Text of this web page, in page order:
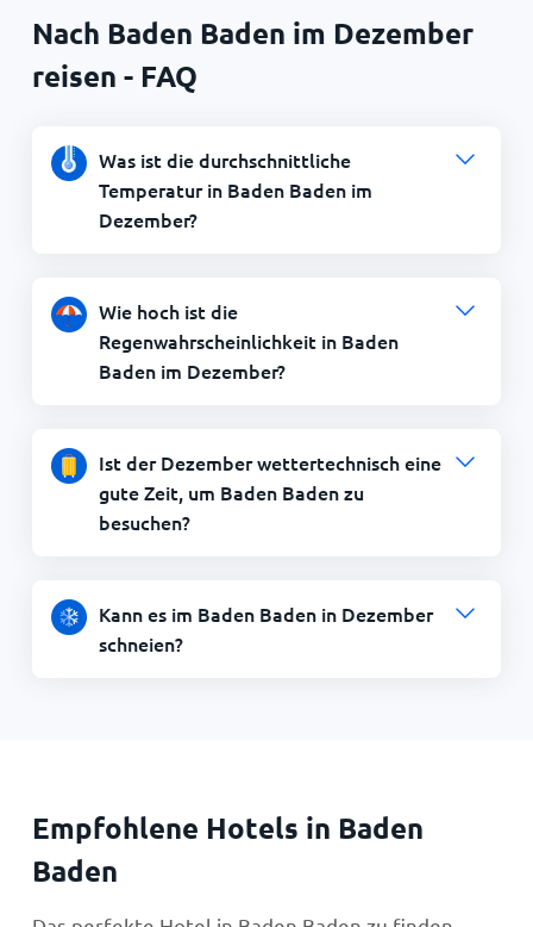
Nach Baden Baden im Dezember
reisen - FAQ
Was ist die durchschnittliche
Temperatur in Baden Baden im
Dezember?
Wie hoch ist die
Regenwahrscheinlichkeit in Baden
Baden im Dezember?
Ist der Dezember wettertechnisch eine
gute Zeit, um Baden Baden zu
besuchen?
Kann es im Baden Baden in Dezember
schneien?
Empfohlene Hotels in Baden
Baden